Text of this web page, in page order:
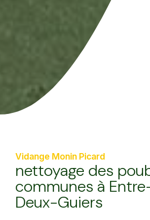
Vidange Monin Picard
nettoyage des
communes à
Deux-Guiers